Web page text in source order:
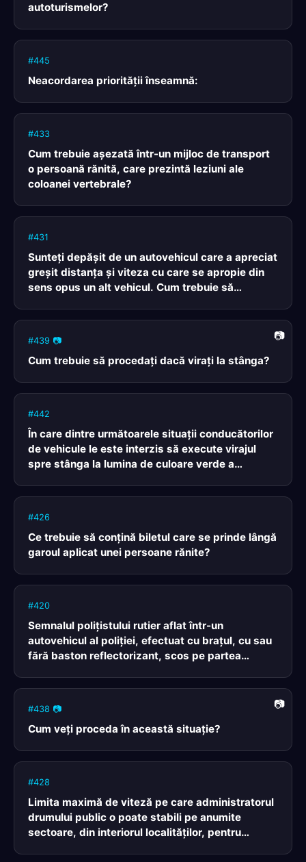
autoturismelor?
#445
Neacordarea priorităţii înseamnă:
#433
Cum trebuie aşezată într-un mijloc de transport
o persoană rănită, care prezintă leziuni ale
coloanei vertebrale?
#431
Sunteţi depăşit de un autovehicul care a apreciat
greşit distanţa şi viteza cu care se apropie din
sens opus un alt vehicul. Cum trebuie să
#439 📷
Cum trebuie să procedaţi dacă viraţi la stânga?
#442
În care dintre următoarele situaţii conducătorilor
de vehicule le este interzis să execute virajul
spre stânga la lumina de culoare verde a
#426
Ce trebuie să conţină biletul care se prinde lângă
garoul aplicat unei persoane rănite?
#420
Semnalul poliţistului rutier aflat într-un
autovehicul al poliţiei, efectuat cu braţul, cu sau
fără baston reflectorizant, scos pe partea
#438 📷
Cum veţi proceda în această situaţie?
#428
Limita maximă de viteză pe care administratorul
drumului public o poate stabili pe anumite
sectoare, din interiorul localităţilor, pentru